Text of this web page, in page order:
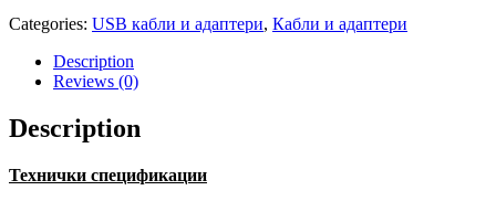
Categories: USB кабли и адаптери, Кабли и адаптери
Description
Reviews (0)
Description
Технички спецификации